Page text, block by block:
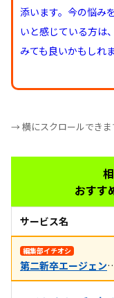
添います。今の悩み
いと感じている方は
みても良いかもしれ
→ 横にスクロールできま
おすす
サービス名
編集部イチオシ
第二新卒エージェントneo